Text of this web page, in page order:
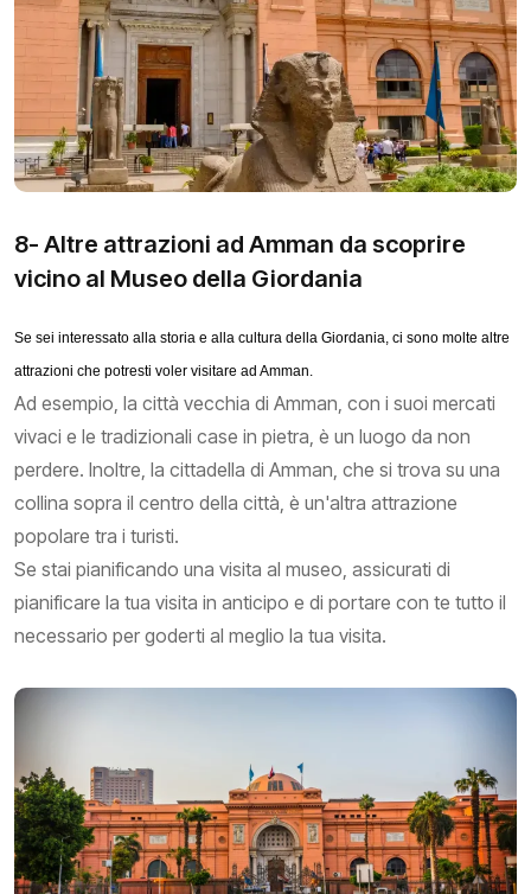
8- Altre attrazioni ad Amman da scoprire
vicino al Museo della Giordania
Se sei interessato alla storia e alla cultura della Giordania, ci sono molte altre
attrazioni che potresti voler visitare ad Amman.
Ad esempio, la città vecchia di Amman, con i suoi mercati
vivaci e le tradizionali case in pietra, è un luogo da non
perdere. Inoltre, la cittadella di Amman, che si trova su una
collina sopra il centro della città, è un'altra attrazione
popolare tra i turisti.
Se stai pianificando una visita al museo, assicurati di
pianificare la tua visita in anticipo e di portare con te tutto il
necessario per goderti al meglio la tua visita.